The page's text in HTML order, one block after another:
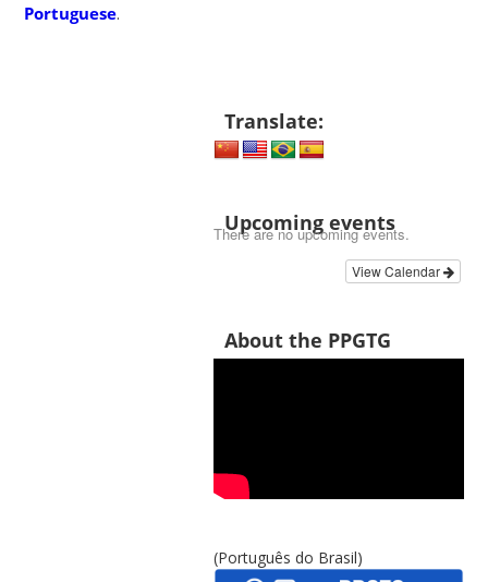
Portuguese.
Translate:
Upcoming events
There are no upcoming events.
View Calendar
About the PPGTG
(Português do Brasil)